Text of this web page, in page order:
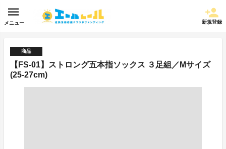
メニュー 新規登録
商品
【FS-01】ストロング五本指ソックス ３足組／Mサイズ
(25-27cm)